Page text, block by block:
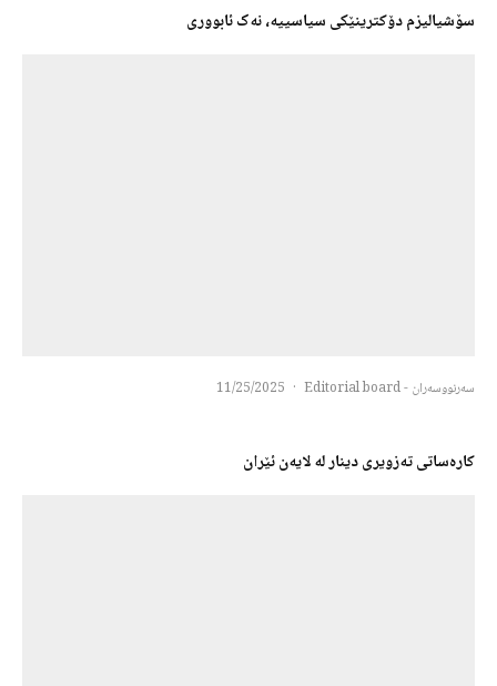
سۆشیالیزم دۆکترینێکی سیاسییە، نەک ئابووری
سەرنووسەران - Editorial board ·
11/25/2025
کارەساتی تەزویری دینار لە لایەن ئێران